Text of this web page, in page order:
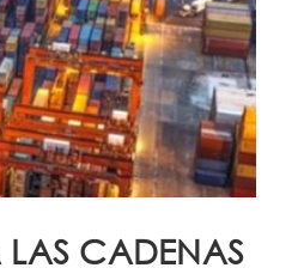
LAS CADENAS